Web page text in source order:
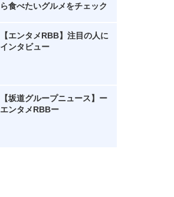
ら食べたいグルメをチェック
【エンタメRBB】注目の人に
インタビュー
【坂道グループニュース】ー
エンタメRBBー